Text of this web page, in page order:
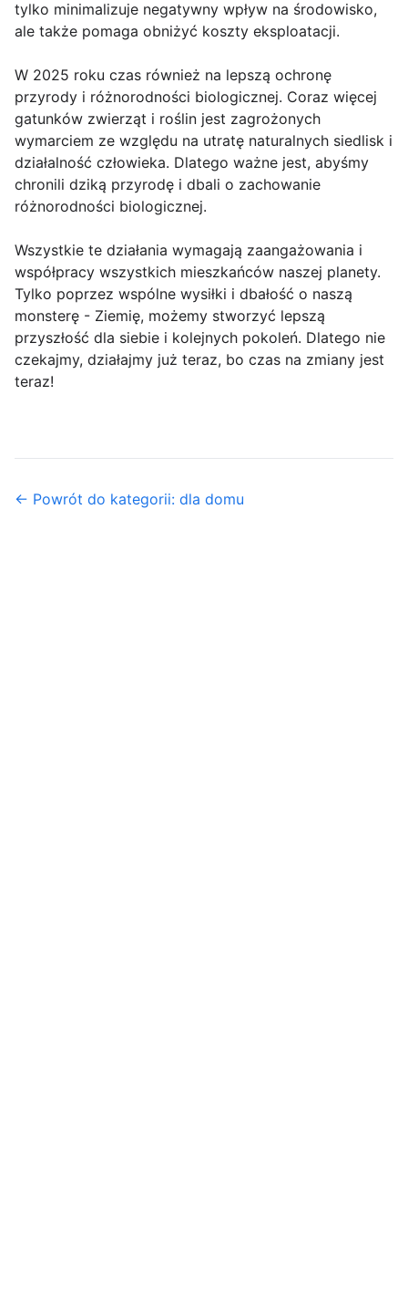
tylko minimalizuje negatywny wpływ na środowisko,
ale także pomaga obniżyć koszty eksploatacji.
W 2025 roku czas również na lepszą ochronę
przyrody i różnorodności biologicznej. Coraz więcej
gatunków zwierząt i roślin jest zagrożonych
wymarciem ze względu na utratę naturalnych siedlisk i
działalność człowieka. Dlatego ważne jest, abyśmy
chronili dziką przyrodę i dbali o zachowanie
różnorodności biologicznej.
Wszystkie te działania wymagają zaangażowania i
współpracy wszystkich mieszkańców naszej planety.
Tylko poprzez wspólne wysiłki i dbałość o naszą
monsterę - Ziemię, możemy stworzyć lepszą
przyszłość dla siebie i kolejnych pokoleń. Dlatego nie
czekajmy, działajmy już teraz, bo czas na zmiany jest
teraz!
← Powrót do kategorii: dla domu